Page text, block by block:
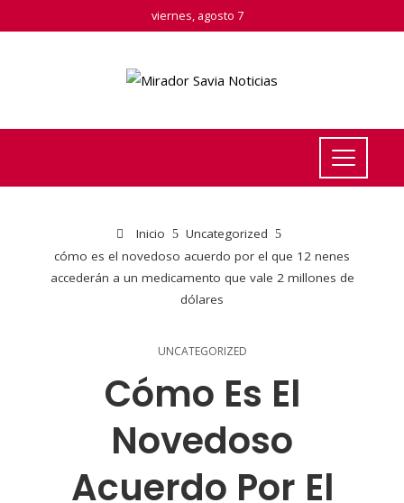
viernes, agosto 7
Inicio
Uncategorized
cómo es el novedoso acuerdo por el que 12 nenes
accederán a un medicamento que vale 2 millones de
dólares
UNCATEGORIZED
Cómo Es El
Novedoso
Acuerdo Por El